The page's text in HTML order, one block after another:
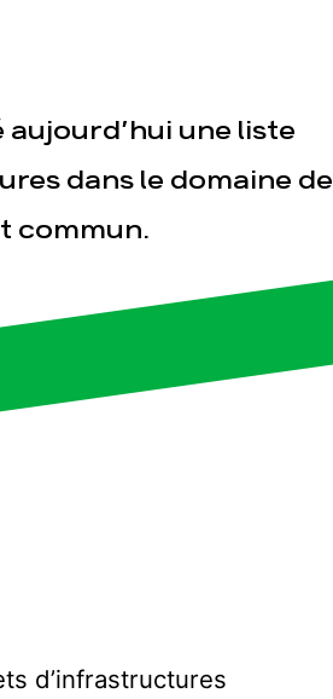
Contact
aujourd’hui une liste
dans le domaine de
commun.
d’infrastructures